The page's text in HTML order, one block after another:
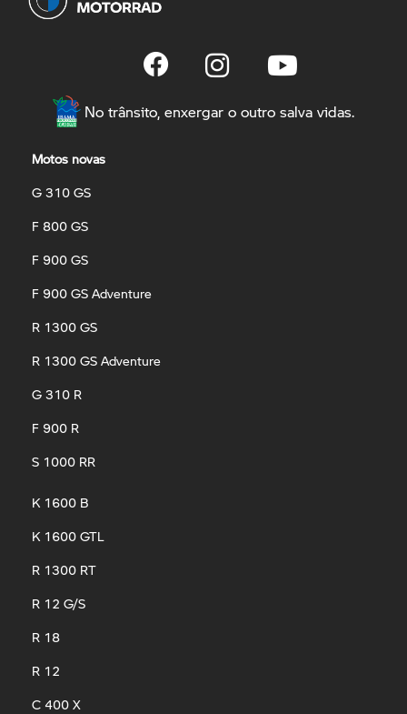
No trânsito, enxergar o outro salva vidas.
Motos novas
G 310 GS
F 800 GS
F 900 GS
F 900 GS Adventure
R 1300 GS
R 1300 GS Adventure
G 310 R
F 900 R
S 1000 RR
K 1600 B
K 1600 GTL
R 1300 RT
R 12 G/S
R 18
R 12
C 400 X